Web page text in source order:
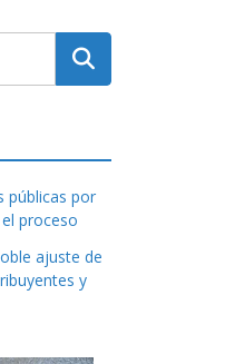
públicas por
proceso
ajuste de
y